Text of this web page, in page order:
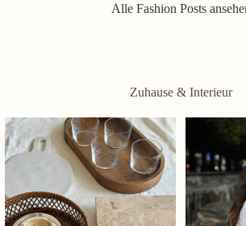
Alle Fashion Posts
Zuhause & Interieur